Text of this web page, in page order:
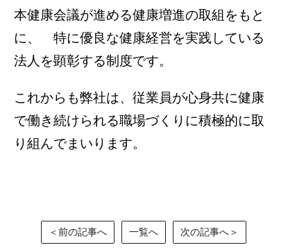
本健康会議が進める健康増進の取組をもと
に、 特に優良な健康経営を実践している
法人を顕彰する制度です。
これからも弊社は、従業員が心身共に健康
で働き続けられる職場づくりに積極的に取
り組んでまいります。
＜前の記事へ 一覧へ 次の記事へ＞